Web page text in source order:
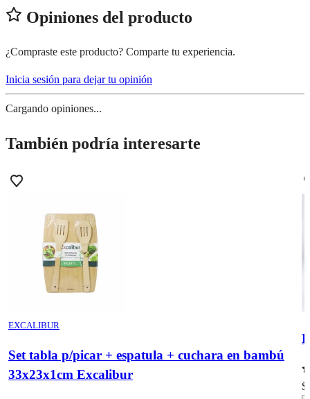
Opiniones del producto
¿Compraste este producto? Comparte tu experiencia.
Inicia sesión para dejar tu opinión
Cargando opiniones...
También podría interesarte
EXCALIBUR
Set tabla p/picar + espatula + cuchara en bambú
33x23x1cm Excalibur
$